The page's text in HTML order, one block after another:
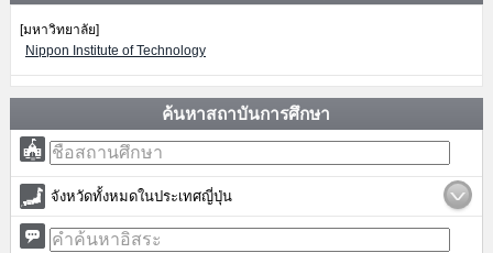
[มหาวิทยาลัย]
Nippon Institute of Technology
ค้นหาสถาบันการศึกษา
จังหวัดทั้งหมดในประเทศญี่ปุ่น